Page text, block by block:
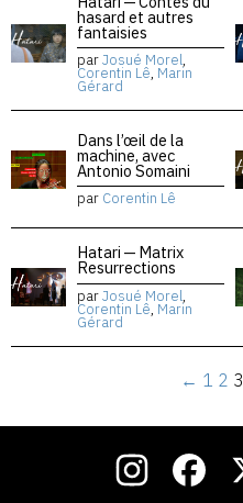
hasard et autres
fantaisies
parJosué Morel,
Corentin Lê, Marin
Gérard
Dans l’œil de la
machine, avec
Antonio Somaini
par Corentin Lê
Hatari — Matrix
Resurrections
parJosué Morel,
Corentin Lê, Marin
Gérard
← 1 2 3